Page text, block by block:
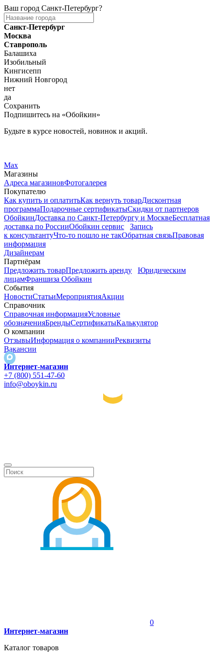
Ваш город Санкт-Петербург?
Санкт-Петербург
Москва
Ставрополь
Балашиха
Изобильный
Кингисепп
Нижний Новгород
нет
да
Сохранить
Подпишитесь на «Обойкин»
Будьте в курсе новостей, новинок и акций.
Max
Магазины
Адреса магазиновФотогалерея
Покупателю
Как купить и оплатитьКак вернуть товарДисконтная
программаПодарочные сертификатыСкидки от партнеров
ОбойкинДоставка по Санкт-Петербургу и МосквеБесплатная
доставка по РоссииОбойкин сервис
Запись
к консультантуЧто-то пошло не такОбратная связьПравовая
информация
Дизайнерам
Партнёрам
Предложить товарПредложить аренду
Юридическим
лицамФраншиза Обойкин
События
НовостиСтатьиМероприятияАкции
Справочник
Справочная информацияУсловные
обозначенияБрендыСертификатыКалькулятор
О компании
ОтзывыИнформация о компанииРеквизиты
Вакансии
Интернет-магазин
+7 (800) 551-47-60
info@oboykin.ru
0
Интернет-магазин
Каталог товаров